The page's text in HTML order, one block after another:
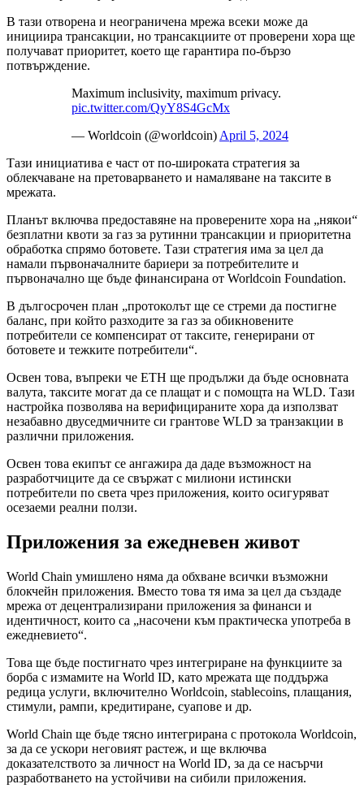
В тази отворена и неограничена мрежа всеки може да
инициира трансакции, но трансакциите от проверени хора ще
получават приоритет, което ще гарантира по-бързо
потвърждение.
Maximum inclusivity, maximum privacy.
pic.twitter.com/QyY8S4GcMx
— Worldcoin (@worldcoin) April 5, 2024
Тази инициатива е част от по-широката стратегия за
облекчаване на претоварването и намаляване на таксите в
мрежата.
Планът включва предоставяне на проверените хора на „някои“
безплатни квоти за газ за рутинни трансакции и приоритетна
обработка спрямо ботовете. Тази стратегия има за цел да
намали първоначалните бариери за потребителите и
първоначално ще бъде финансирана от Worldcoin Foundation.
В дългосрочен план „протоколът ще се стреми да постигне
баланс, при който разходите за газ за обикновените
потребители се компенсират от таксите, генерирани от
ботовете и тежките потребители“.
Освен това, въпреки че ETH ще продължи да бъде основната
валута, таксите могат да се плащат и с помощта на WLD. Тази
настройка позволява на верифицираните хора да използват
незабавно двуседмичните си грантове WLD за транзакции в
различни приложения.
Освен това екипът се ангажира да даде възможност на
разработчиците да се свържат с милиони истински
потребители по света чрез приложения, които осигуряват
осезаеми реални ползи.
Приложения за ежедневен живот
World Chain умишлено няма да обхване всички възможни
блокчейн приложения. Вместо това тя има за цел да създаде
мрежа от децентрализирани приложения за финанси и
идентичност, които са „насочени към практическа употреба в
ежедневието“.
Това ще бъде постигнато чрез интегриране на функциите за
борба с измамите на World ID, като мрежата ще поддържа
редица услуги, включително Worldcoin, stablecoins, плащания,
стимули, рампи, кредитиране, суапове и др.
World Chain ще бъде тясно интегрирана с протокола Worldcoin,
за да се ускори неговият растеж, и ще включва
доказателството за личност на World ID, за да се насърчи
разработването на устойчиви на сибили приложения.